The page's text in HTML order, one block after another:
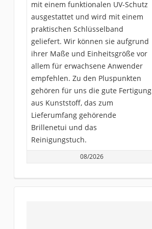
mit einem funktionalen UV-Schutz
ausgestattet und wird mit einem
praktischen Schlüsselband
geliefert. Wir können sie aufgrund
ihrer Maße und Einheitsgröße vor
allem für erwachsene Anwender
empfehlen. Zu den Pluspunkten
gehören für uns die gute Fertigung
aus Kunststoff, das zum
Lieferumfang gehörende
Brillenetui und das
Reinigungstuch.
08/2026